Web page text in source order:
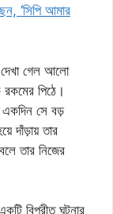
‘সিপি আমার
গেল আলো
রকমের পিঠে।
একদিন সে বড়
দাঁড়ায় তার
তার নিজের
বিপরীত ঘটনার